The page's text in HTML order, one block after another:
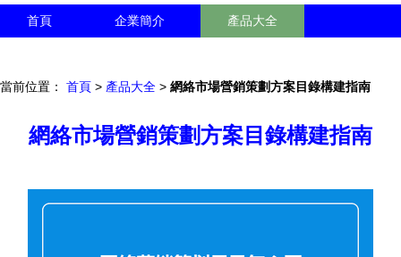
首頁 企業簡介 產品大全
當前位置： 首頁 > 產品大全 > 網絡市場營銷策劃方案目錄構建指南
網絡市場營銷策劃方案目錄構建指南